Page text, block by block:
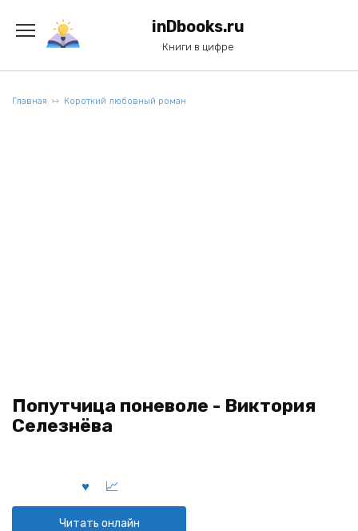
содержанию
inDbooks.ru
Книги в цифре
Главная Короткий любовный роман
Попутчица поневоле - Виктория
Селезнёва
Читать онлайн